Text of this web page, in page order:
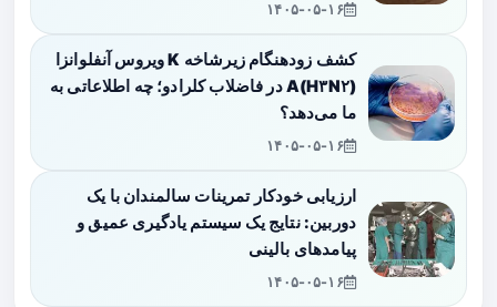
۱۴۰۵-۰۵-۱۶
کشف زودهنگام زیرشاخه K ویروس آنفلوانزا
A(H۳N۲) در فاضلاب کلرادو؛ چه اطلاعاتی به
ما می‌دهد؟
۱۴۰۵-۰۵-۱۶
ارزیابی خودکار تمرینات سالمندان با یک
دوربین: نتایج یک سیستم یادگیری عمیق و
پیامدهای بالینی
۱۴۰۵-۰۵-۱۶